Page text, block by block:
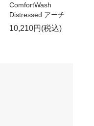
ComfortWash
Distressed アーチ
10,210円(税込)